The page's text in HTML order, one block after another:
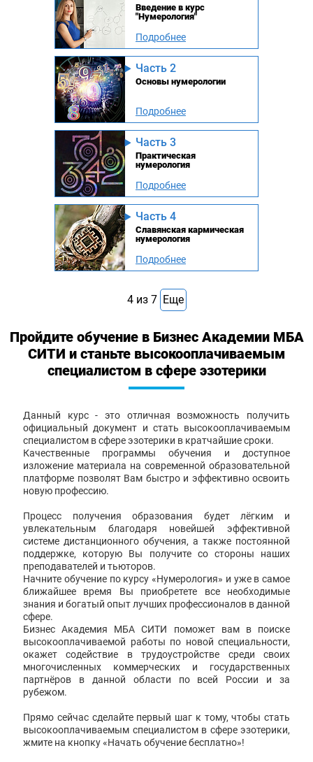
Введение в курс
"Нумерология"
Подробнее
Часть 2
Основы нумерологии
Подробнее
Часть 3
Практическая
нумерология
Подробнее
Часть 4
Славянская кармическая
нумерология
Подробнее
4из 7 Еще
Пройдите обучение в Бизнес Академии МБА
СИТИ и станьте высокооплачиваемым
специалистом в сфере эзотерики
Данный курс - это отличная возможность получить
официальный документ и стать высокооплачиваемым
специалистом в сфере эзотерики в кратчайшие сроки.
Качественные программы обучения и доступное
изложение материала на современной образовательной
платформе позволят Вам быстро и эффективно освоить
новую профессию.
Процесс получения образования будет лёгким и
увлекательным благодаря новейшей эффективной
системе дистанционного обучения, а также постоянной
поддержке, которую Вы получите со стороны наших
преподавателей и тьюторов.
Начните обучение по курсу «Нумерология» и уже в самое
ближайшее время Вы приобретете все необходимые
знания и богатый опыт лучших профессионалов в данной
сфере.
Бизнес Академия МБА СИТИ поможет вам в поиске
высокооплачиваемой работы по новой специальности,
окажет содействие в трудоустройстве среди своих
многочисленных коммерческих и государственных
партнёров в данной области по всей России и за
рубежом.
Прямо сейчас сделайте первый шаг к тому, чтобы стать
высокооплачиваемым специалистом в сфере эзотерики,
жмите на кнопку «Начать обучение бесплатно»!